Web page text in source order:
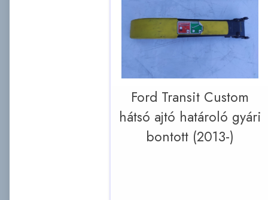
Ford Transit Custom
hátsó ajtó határoló gyári
bontott (2013-)